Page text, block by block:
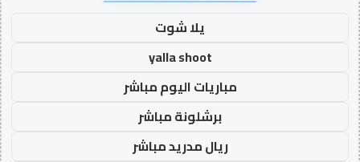
يلا شوت
yalla shoot
مباريات اليوم مباشر
برشلونة مباشر
ريال مدريد مباشر